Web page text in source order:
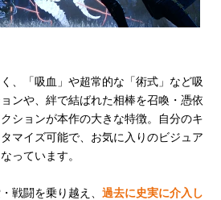
、「吸血」や超常的な「術式」など吸
ンや、絆で結ばれた相棒を召喚・憑依
ションが本作の大きな特徴。自分のキ
マイズ可能で、お気に入りのビジュア
っています。
戦闘を乗り越え、 過去に史実に介入し